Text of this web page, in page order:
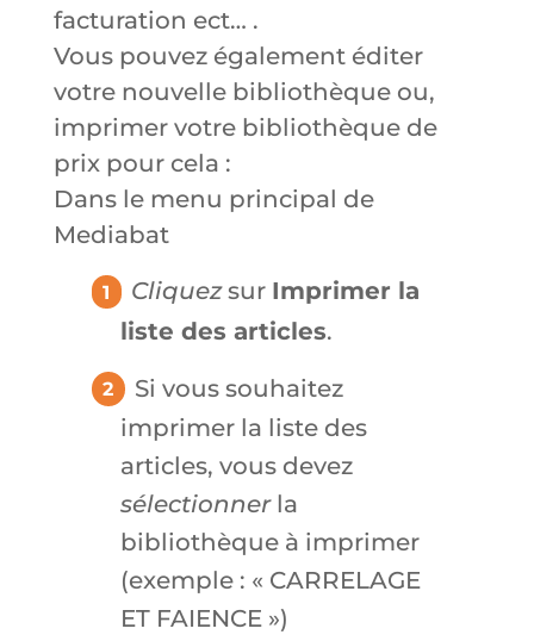
facturation ect… .
Vous pouvez également éditer
votre nouvelle bibliothèque ou,
imprimer votre bibliothèque de
prix pour cela :
Dans le menu principal de
Mediabat
Cliquezsur Imprimer la
liste des articles.
Si vous souhaitez
imprimer la liste des
articles, vous devez
sélectionnerla
bibliothèque à imprimer
(exemple : « CARRELAGE
ET FAIENCE »)